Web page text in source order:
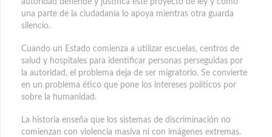
una parte de la ciudadanía lo apoya mientras otra guarda
silencio.
Cuando un Estado comienza a utilizar escuelas, centros de
salud y hospitales para identificar personas perseguidas por
la autoridad, el problema deja de ser migratorio. Se convierte
en un problema ético que pone los intereses políticos por
sobre la humanidad.
La historia enseña que los sistemas de discriminación no
comienzan con violencia masiva ni con imágenes extremas.